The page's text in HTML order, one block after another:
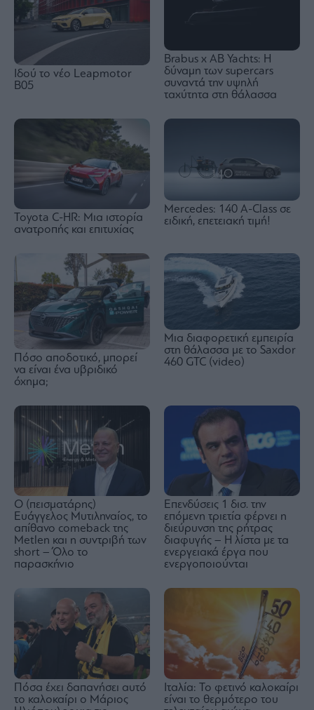
Ιδού τo νέο Leapmotor
B05
Brabus x AB Yachts: Η
δύναμη των supercars
συναντά την υψηλή
ταχύτητα στη θάλασσα
Toyota C-HR: Μια ιστορία
ανατροπής και επιτυχίας
Mercedes: 140 A-Class σε
ειδική, επετειακή τιμή!
Πόσο αποδοτικό, μπορεί
να είναι ένα υβριδικό
όχημα;
Μια διαφορετική εμπειρία
στη θάλασσα με το Saxdor
460 GTC (video)
Ο (πεισματάρης)
Ευάγγελος Μυτιληναίος, το
απίθανο comeback της
Μetlen και η συντριβή των
short – Όλο το
παρασκήνιο
Επενδύσεις 1 δισ. την
επόμενη τριετία φέρνει η
διεύρυνση της ρήτρας
διαφυγής – Η λίστα με τα
ενεργειακά έργα που
ενεργοποιούνται
Πόσα έχει δαπανήσει αυτό
το καλοκαίρι ο Μάριος
Ιταλία: Το φετινό καλοκαίρι
είναι το θερμότερο του